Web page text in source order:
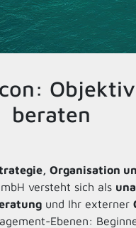
beraten
Organisation
versteht sich als
und Ihr externer
Ebenen: